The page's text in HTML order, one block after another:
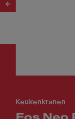
Keukenkranen